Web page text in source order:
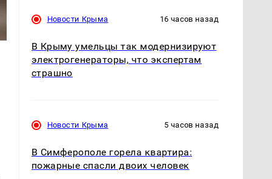
Новости Крыма 16 часов назад
В Крыму умельцы так модернизируют
электрогенераторы, что экспертам
страшно
Новости Крыма 5 часов назад
В Симферополе горела квартира:
пожарные спасли двоих человек